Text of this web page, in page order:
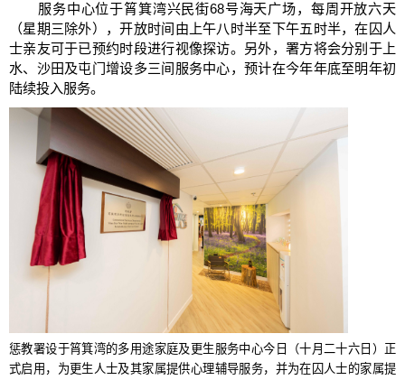
服务中心位于筲箕湾兴民街68号海天广场，每周开放六天
（星期三除外），开放时间由上午八时半至下午五时半，在囚人
士亲友可于已预约时段进行视像探访。另外，署方将会分别于上
水、沙田及屯门增设多三间服务中心，预计在今年年底至明年初
陆续投入服务。
惩教署设于筲箕湾的多用途家庭及更生服务中心今日（十月二十六日）正
式启用，为更生人士及其家属提供心理辅导服务，并为在囚人士的家属提